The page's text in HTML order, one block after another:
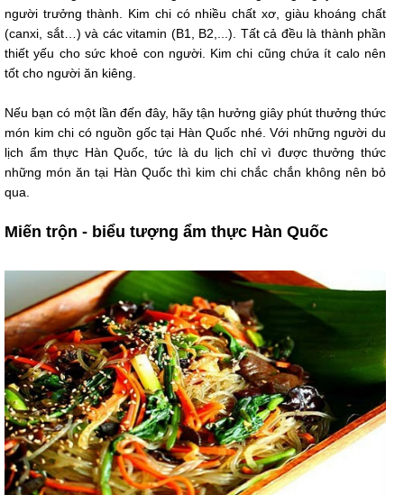
người trưởng thành. Kim chi có nhiều chất xơ, giàu khoáng chất
(canxi, sắt…) và các vitamin (B1, B2,...). Tất cả đều là thành phần
thiết yếu cho sức khoẻ con người. Kim chi cũng chứa ít calo nên
tốt cho người ăn kiêng.
Nếu bạn có một lần đến đây, hãy tận hưởng giây phút thưởng thức
món kim chi có nguồn gốc tại Hàn Quốc nhé. Với những người du
lịch ẩm thực Hàn Quốc, tức là du lịch chỉ vì được thưởng thức
những món ăn tại Hàn Quốc thì kim chi chắc chắn không nên bỏ
qua.
Miến trộn - biểu tượng ẩm thực Hàn Quốc